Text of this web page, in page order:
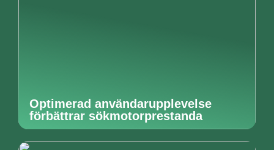
Optimerad användarupplevelse
förbättrar sökmotorprestanda